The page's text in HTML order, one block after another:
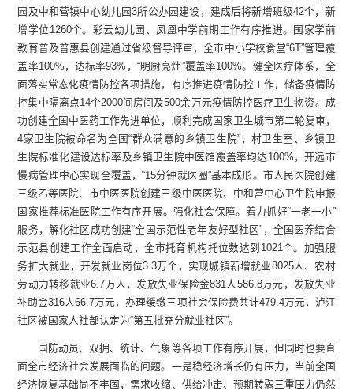
园及中和营镇中心幼儿园3所公办园建设，建成后将新增班级42个，新
增学位1260个。彩云幼儿园、凤凰中学前期工作有序推进。国家学前
教育普及普惠县创建通过省级督导评审，全市中小学校食堂“6T”管理覆
盖率100%，达标率93%，“明厨亮灶”覆盖率100%。健全医疗体系，全
面落实常态化疫情防控各项措施，有序推进疫情防控工作，储备疫情防
控集中隔离点14个2000间房间及500余万元疫情防控医疗卫生物资。成
功创建全国中医药工作先进单位，顺利完成国家卫生城市第二轮复审，
4家卫生院被命名为全国“群众满意的乡镇卫生院”，村卫生室、乡镇卫
生院标准化建设达标率及乡镇卫生院中医馆覆盖率均达100%，开远市
慢病管理中心实现全覆盖，“15分钟就医圈”基本成形。市人民医院创建
三级乙等医院、市中医医院创建三级中医医院、中和营中心卫生院申报
国家推荐标准医院工作有序开展。强化社会保障。着力抓好“一老一小”
服务，解化社区成功创建“全国示范性老年友好型社区”，全国医养结合
示范县创建工作全面启动，全市托育机构托位数达到1021个。加强服
务扩大就业，开发就业岗位3.3万个，实现城镇新增就业8025人、农村
劳动力转移就业6.7万人，发放失业保险金831人586.8万元，发放失业
补助金316人66.7万元，办理缓缴三项社会保险费共计479.4万元，泸江
社区被国家人社部认定为“第五批充分就业社区”。
国防动员、双拥、统计、气象等各项工作有序开展，但同时也要直
面全市经济社会发展面临的问题。一是稳经济增长仍有压力，当前全国
经济恢复基础尚不牢固，需求收缩、供给冲击、预期转弱三重压力仍然